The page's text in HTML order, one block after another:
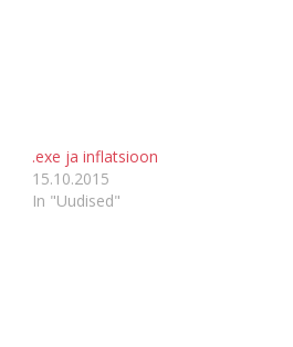
.exe ja inflatsioon
15.10.2015
In "Uudised"